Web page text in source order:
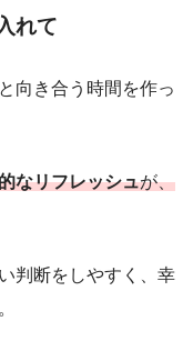
れて
向き合う時間を作っ
なリフレッシュが、
判断をしやすく、幸